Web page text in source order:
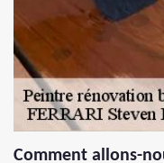
Comment allons-